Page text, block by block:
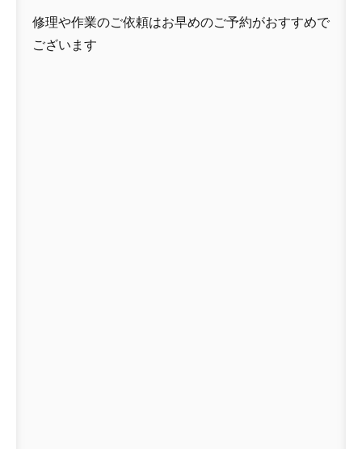
修理や作業のご依頼はお早めのご予約がおすすめで
ございます